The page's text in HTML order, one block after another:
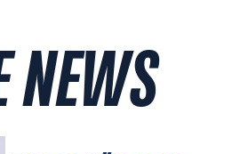
NEWS